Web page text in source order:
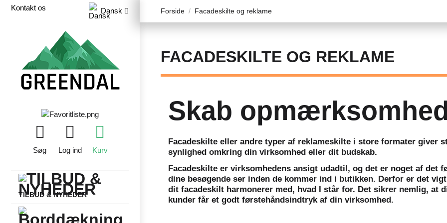
Kontakt os Dansk
Søg Log ind Kurv
TILBUD & NYHEDER
Forside Facadeskilte og reklame
FACADESKILTE OG REKLAME
Skab
Facadeskilte eller andre typer af reklameskilte i store formater giver
synlighed omkring din virksomhed eller dit budskab. ​
Facadeskilte er virksomhedens ansigt udadtil, og det er noget af det
dine besøgende ser inden de kommer ind i butikken. Derfor er det
dit facadeskilt harmonerer med, hvad I står for. Det sikrer nemlig, at
kunder får et godt førstehåndsindtryk af din virksomhed.